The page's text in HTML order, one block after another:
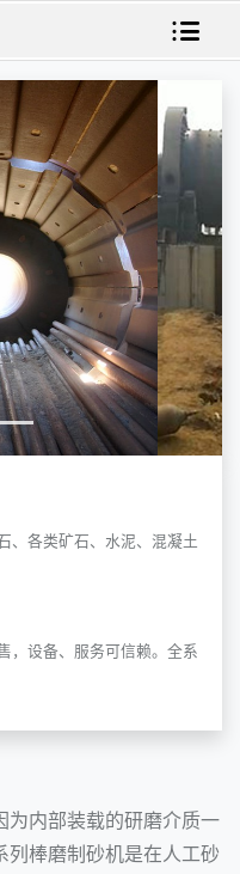
、各类矿石、水泥、混凝土
，设备、服务可信赖。全系
为内部装载的研磨介质一
列 棒磨制砂机是在人工砂